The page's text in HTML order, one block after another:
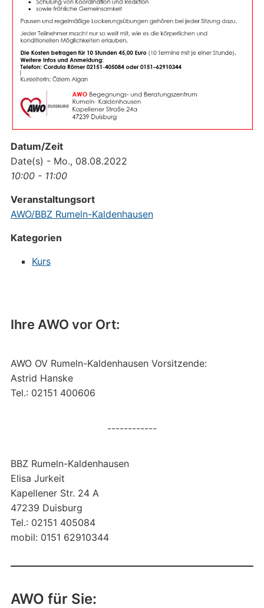
Ihre AWO vor Ort:
AWO OV Rumeln-Kaldenhausen Vorsitzende:
Astrid Hanske
Tel.: 02151 400606
------------
BBZ Rumeln-Kaldenhausen
Elisa Jurkeit
Kapellener Str. 24 A
47239 Duisburg
Tel.: 02151 405084
mobil: 0151 62910344
AWO für Sie:
Datum/Zeit
Date(s) - Mo., 08.08.2022
10:00 - 11:00
Veranstaltungsort
AWO/BBZ Rumeln-Kaldenhausen
Kategorien
Kurs